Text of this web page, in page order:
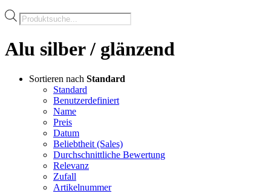
Products
search
Alu silber / glänzend
Sortieren nach Standard
Standard
Benutzerdefiniert
Name
Preis
Datum
Beliebtheit (Sales)
Durchschnittliche Bewertung
Relevanz
Zufall
Artikelnummer